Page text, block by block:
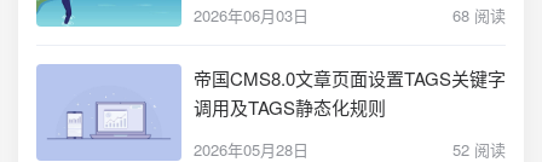
的解决
2026年06月03日 68 阅读
帝国CMS8.0文章页面设置TAGS关键字
调用及TAGS静态化规则
2026年05月28日 52 阅读